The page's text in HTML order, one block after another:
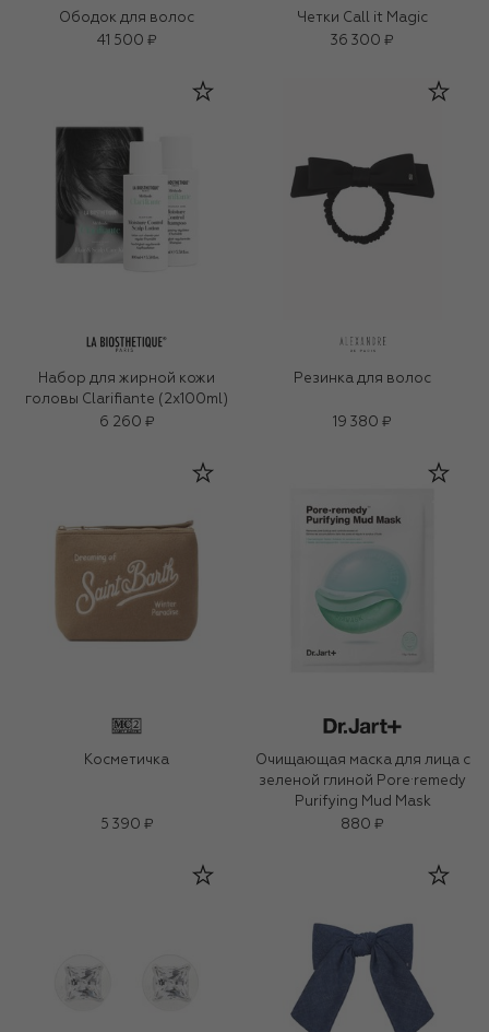
Ободок для волос
41 500 ₽
Четки Call it Magic
36 300 ₽
Набор для жирной кожи
головы Clarifiante (2x100ml)
6 260 ₽
Резинка для волос
19 380 ₽
Косметичка
5 390 ₽
Очищающая маска для лица с
зеленой глиной Pore·remedy
Purifying Mud Mask
880 ₽